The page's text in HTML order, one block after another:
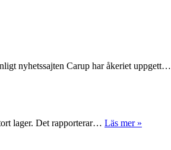
nyhetssajten Carup har åkeriet uppgett…
lager. Det rapporterar… Läs mer »